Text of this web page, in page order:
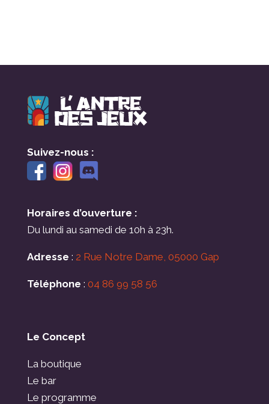
Suivez-nous :
Horaires d’ouverture :
Du lundi au samedi de 10h à 23h.
Adresse : 2 Rue Notre Dame, 05000 Gap
Téléphone : 04 86 99 58 56
Le Concept
La boutique
Le bar
Le programme